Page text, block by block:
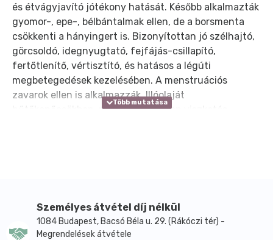
és étvágyjavító jótékony hatását. Később alkalmazták
gyomor-, epe-, bélbántalmak ellen, de a borsmenta
csökkenti a hányingert is. Bizonyítottan jó szélhajtó,
görcsoldó, idegnyugtató, fejfájás-csillapító,
fertőtlenítő, vértisztító, és hatásos a légúti
megbetegedések kezelésében. A menstruációs
zavarok ellen is alkalmazzák. Illóolaját
hűtőkenőcsökben, rázókeverékekben viszketés
Személyes átvétel díj nélkül
1084 Budapest, Bacsó Béla u. 29. (Rákóczi tér) -
Megrendelések átvétele